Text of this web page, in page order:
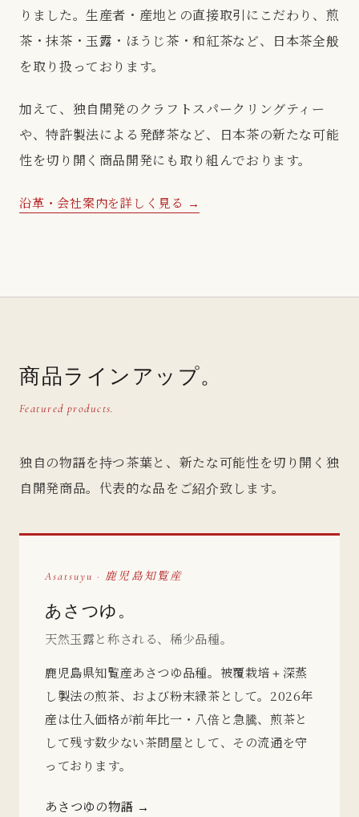
りました。生産者・産地との直接取引にこだわり、煎
茶・抹茶・玉露・ほうじ茶・和紅茶など、日本茶全般
を取り扱っております。
加えて、独自開発のクラフトスパークリングティー
や、特許製法による発酵茶など、日本茶の新たな可能
性を切り開く商品開発にも取り組んでおります。
沿革・会社案内を詳しく見る →
商品ラインアップ。
Featured products.
独自の物語を持つ茶葉と、新たな可能性を切り開く独
自開発商品。代表的な品をご紹介致します。
Asatsuyu · 鹿児島知覧産
あさつゆ。
天然玉露と称される、稀少品種。
鹿児島県知覧産あさつゆ品種。被覆栽培＋深蒸
し製法の煎茶、および粉末緑茶として。2026年
産は仕入価格が前年比一・八倍と急騰、煎茶と
して残す数少ない茶問屋として、その流通を守
っております。
あさつゆの物語 →